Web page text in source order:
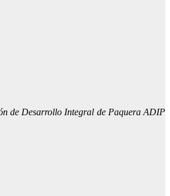
de Desarrollo Integral de Paquera ADIP